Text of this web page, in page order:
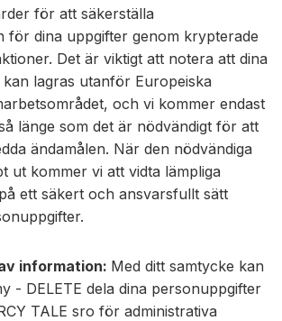
för att säkerställa
för dina uppgifter genom krypterade
Det är viktigt att notera att dina
lagras utanför Europeiska
och vi kommer endast
länge som det är nödvändigt för att
ändamålen. När den nödvändiga
ut kommer vi att vidta lämpliga
ett säkert och ansvarsfullt sätt
information: Med ditt samtycke kan
- DELETE dela dina personuppgifter
TALE sro för administrativa